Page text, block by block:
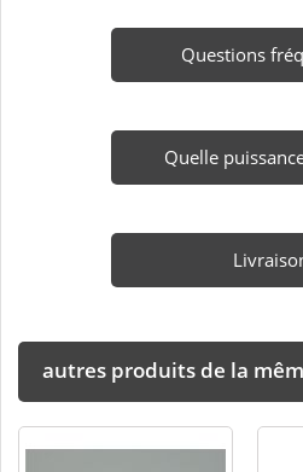
Questions
Quelle
autres produits de la